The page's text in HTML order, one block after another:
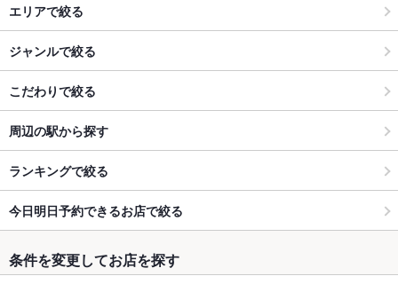
エリアで絞る
ジャンルで絞る
こだわりで絞る
周辺の駅から探す
ランキングで絞る
今日明日予約できるお店で絞る
条件を変更してお店を探す